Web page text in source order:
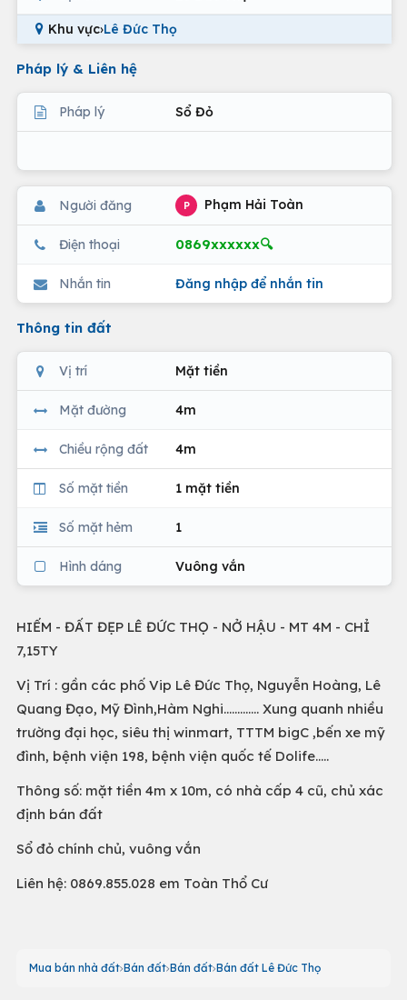
Khu vực›Lê Đức Thọ
Pháp lý & Liên hệ
Pháp lý Sổ Đỏ
Người đăng P Phạm Hải Toàn
Điện thoại 0869xxxxxx🔍
Nhắn tin Đăng nhập để nhắn tin
Thông tin đất
Vị trí Mặt tiền
Mặt đường 4m
Chiều rộng đất 4m
Số mặt tiền 1 mặt tiền
Số mặt hẻm 1
Hình dáng Vuông vắn
HIẾM - ĐẤT ĐẸP LÊ ĐỨC THỌ - NỞ HẬU - MT 4M - CHỈ
7,15TY
Vị Trí : gần các phố Vip Lê Đức Thọ, Nguyễn Hoàng, Lê
Quang Đạo, Mỹ Đình,Hàm Nghi............. Xung quanh nhiều
trường đại học, siêu thị winmart, TTTM bigC ,bến xe mỹ
đình, bệnh viện 198, bệnh viện quốc tế Dolife.....
Thông số: mặt tiền 4m x 10m, có nhà cấp 4 cũ, chủ xác
định bán đất
Sổ đỏ chính chủ, vuông vắn
Liên hệ: 0869.855.028 em Toàn Thổ Cư
Mua bán nhà đất Bán đất Bán đất Bán đất Lê Đức Thọ